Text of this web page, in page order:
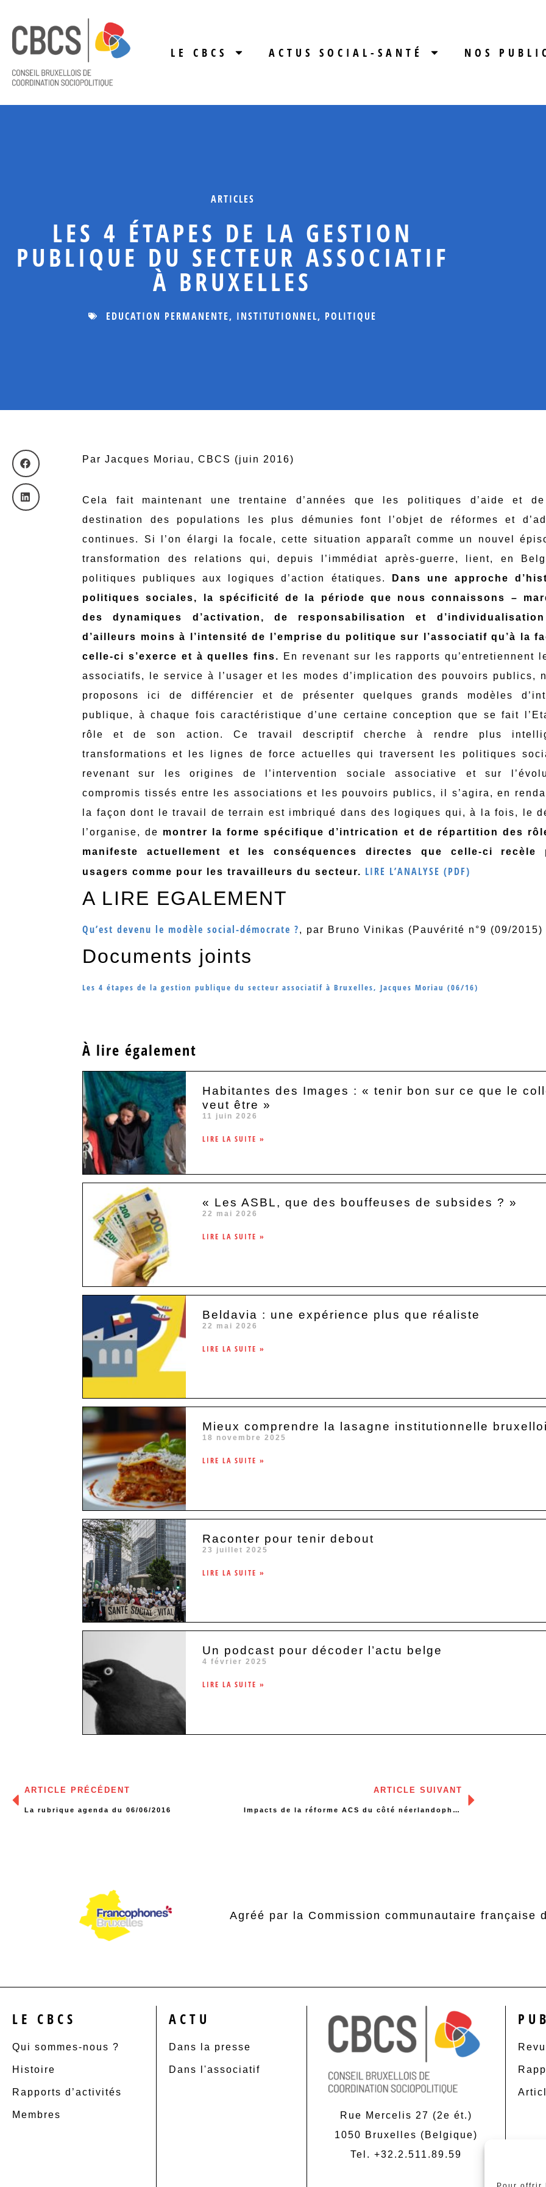
LE CBCS ACTUS SOCIAL-SANTÉ NOS
ARTICLES
LES 4 ÉTAPES DE LA GESTION
PUBLIQUE DU SECTEUR ASSOCIATIF
À BRUXELLES
EDUCATION PERMANENTE, INSTITUTIONNEL, POLITIQUE
Par Jacques Moriau, CBCS (juin 2016)
Cela fait maintenant une trentaine d’années que les politiques d’aide et
destination des populations les plus démunies font l’objet de réformes et
continues. Si l’on élargi la focale, cette situation apparaît comme un nouvel
transformation des relations qui, depuis l’immédiat après-guerre, lient, en
politiques publiques aux logiques d’action étatiques.
Dans une approche
politiques sociales, la spécificité de la période que nous connaissons –
des dynamiques d’activation, de responsabilisation et
d’ailleurs moins à l’intensité de l’emprise du politique sur l’associatif qu’à la
celle-ci s’exerce et à quelles fins.
En revenant sur les rapports qu’entretiennent
associatifs, le service à l’usager et les modes d’implication des pouvoirs publics,
proposons ici de différencier et de présenter quelques grands modèles
publique, à chaque fois caractéristique d’une certaine conception que se fait
rôle et de son action. Ce travail descriptif cherche à rendre plus
transformations et les lignes de force actuelles qui traversent les politiques
revenant sur les origines de l’intervention sociale associative et sur
compromis tissés entre les associations et les pouvoirs publics, il s’agira, en
la façon dont le travail de terrain est imbriqué dans des logiques qui, à la fois, le
l’organise, de montrer la forme spécifique d’intrication et de répartition des
manifeste actuellement et les conséquences directes que celle-ci recèle
usagers comme pour les travailleurs du secteur. LIRE L’ANALYSE (PDF)
A LIRE EGALEMENT
Qu’est devenu le modèle social-démocrate ?, par Bruno Vinikas (Pauvérité n°9 (09/2015)
Documents joints
Les 4 étapes de la gestion publique du secteur associatif à Bruxelles, Jacques Moriau (06/16)
À lire également
Habitantes des Images : « tenir bon sur ce que le
veut être »
11 juin 2026
LIRE LA SUITE »
« Les ASBL, que des bouffeuses de subsides ? »
22 mai 2026
LIRE LA SUITE »
Beldavia : une expérience plus que réaliste
22 mai 2026
LIRE LA SUITE »
Mieux comprendre la lasagne institutionnelle
18 novembre 2025
LIRE LA SUITE »
Raconter pour tenir debout
23 juillet 2025
LIRE LA SUITE »
Un podcast pour décoder l’actu belge
4 février 2025
LIRE LA SUITE »
ARTICLE PRÉCÉDENT
La rubrique agenda du 06/06/2016
ARTICLE SUIVANT
Impacts de la réforme ACS du côté néerlandophone
Agréé par la Commission communautaire française
LE CBCS
Qui sommes-nous ?
Histoire
Rapports d’activités
Membres
ACTU
Dans la presse
Dans l'associatif
Rue Mercelis 27 (2e ét.)
1050 Bruxelles (Belgique)
Tel. +32.2.511.89.59